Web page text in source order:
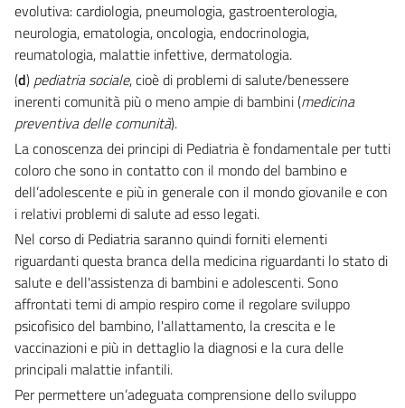
evolutiva: cardiologia, pneumologia, gastroenterologia,
neurologia, ematologia, oncologia, endocrinologia,
reumatologia, malattie infettive, dermatologia.
(d) pediatria sociale, cioè di problemi di salute/benessere
inerenti comunità più o meno ampie di bambini (medicina
preventiva delle comunità).
La conoscenza dei principi di Pediatria è fondamentale per tutti
coloro che sono in contatto con il mondo del bambino e
dell’adolescente e più in generale con il mondo giovanile e con
i relativi problemi di salute ad esso legati.
Nel corso di Pediatria saranno quindi forniti elementi
riguardanti questa branca della medicina riguardanti lo stato di
salute e dell'assistenza di bambini e adolescenti. Sono
affrontati temi di ampio respiro come il regolare sviluppo
psicofisico del bambino, l'allattamento, la crescita e le
vaccinazioni e più in dettaglio la diagnosi e la cura delle
principali malattie infantili.
Per permettere un’adeguata comprensione dello sviluppo